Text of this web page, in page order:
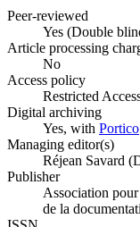
Peer-reviewed
Yes (Double
Article processing
No
Access policy
Restricted
Digital archiving
Yes, with Portico
Managing editor(s)
Réjean Savard
Publisher
Association pour
de la